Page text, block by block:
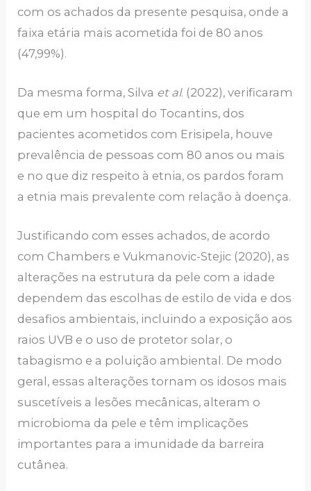
com os achados da presente pesquisa, onde a
faixa etária mais acometida foi de 80 anos
(47,99%).
Da mesma forma, Silva et al. (2022), verificaram
que em um hospital do Tocantins, dos
pacientes acometidos com Erisipela, houve
prevalência de pessoas com 80 anos ou mais
e no que diz respeito à etnia, os pardos foram
a etnia mais prevalente com relação à doença.
Justificando com esses achados, de acordo
com Chambers e Vukmanovic-Stejic (2020), as
alterações na estrutura da pele com a idade
dependem das escolhas de estilo de vida e dos
desafios ambientais, incluindo a exposição aos
raios UVB e o uso de protetor solar, o
tabagismo e a poluição ambiental. De modo
geral, essas alterações tornam os idosos mais
suscetíveis a lesões mecânicas, alteram o
microbioma da pele e têm implicações
importantes para a imunidade da barreira
cutânea.